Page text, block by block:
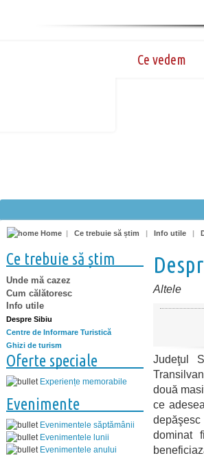
Ce vedem
Home | Ce trebuie să știm | Info utile |
Ce trebuie să știm
Unde mă cazez
Cum călătoresc
Info utile
Despre Sibiu
Centre de Informare Turistică
Ghizi de turism
Oferte speciale
Experiențe memorabile
Evenimente
Evenimentele săptămânii
Evenimentele lunii
Evenimentele anului
Altele
Judeţul
două
ce
dominat